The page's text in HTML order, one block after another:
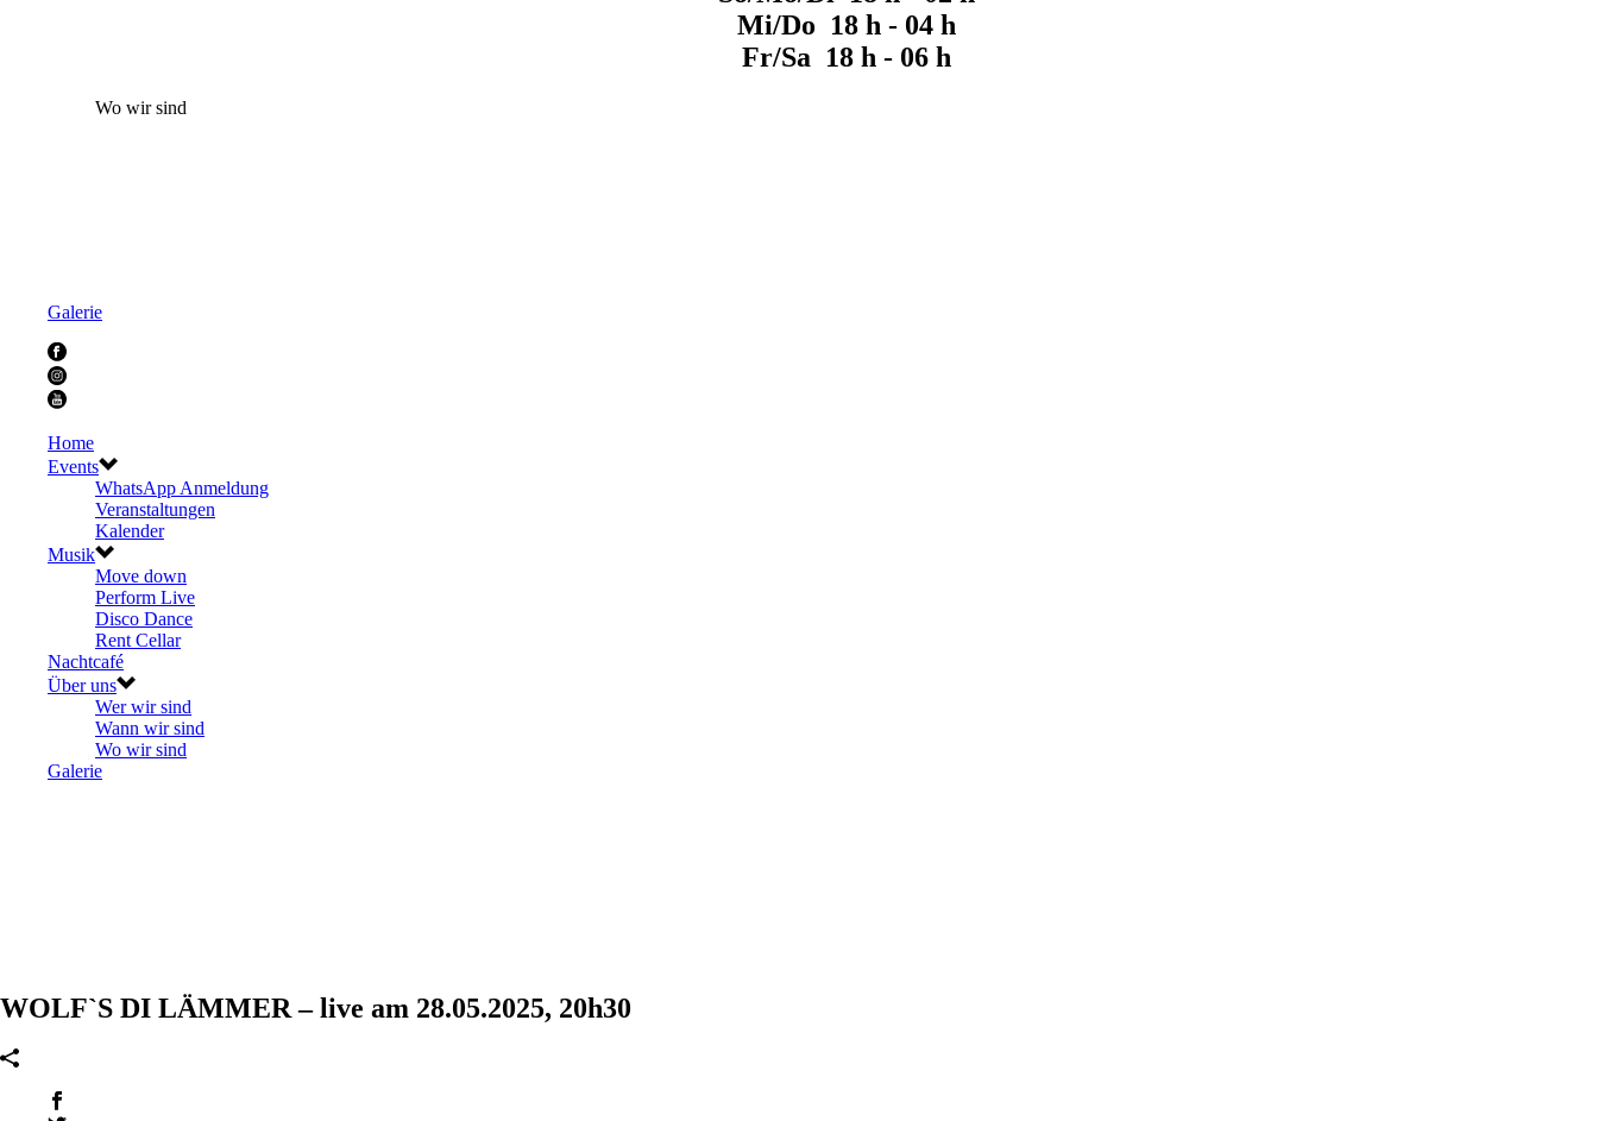
Mi/Do 18 h - 04 h
Fr/Sa 18 h - 06 h
Wo wir sind
Galerie
Home
Events
WhatsApp Anmeldung
Veranstaltungen
Kalender
Musik
Move down
Perform Live
Disco Dance
Rent Cellar
Nachtcafé
Über uns
Wer wir sind
Wann wir sind
Wo wir sind
Galerie
WOLF`S DI LÄMMER – live am 28.05.2025, 20h30